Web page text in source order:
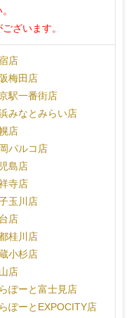
ざいます。
店
梅田店
駅一番街店
みなとみらい店
店
パルコ店
島店
寺店
玉川店
店
桂川店
小杉店
店
ぽーと富士見店
らぽーとEXPOCITY店